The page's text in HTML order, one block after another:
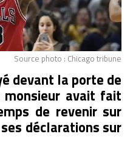
Source photo : Chicago tribune
devant la porte de
avait fait
de revenir sur
déclarations sur